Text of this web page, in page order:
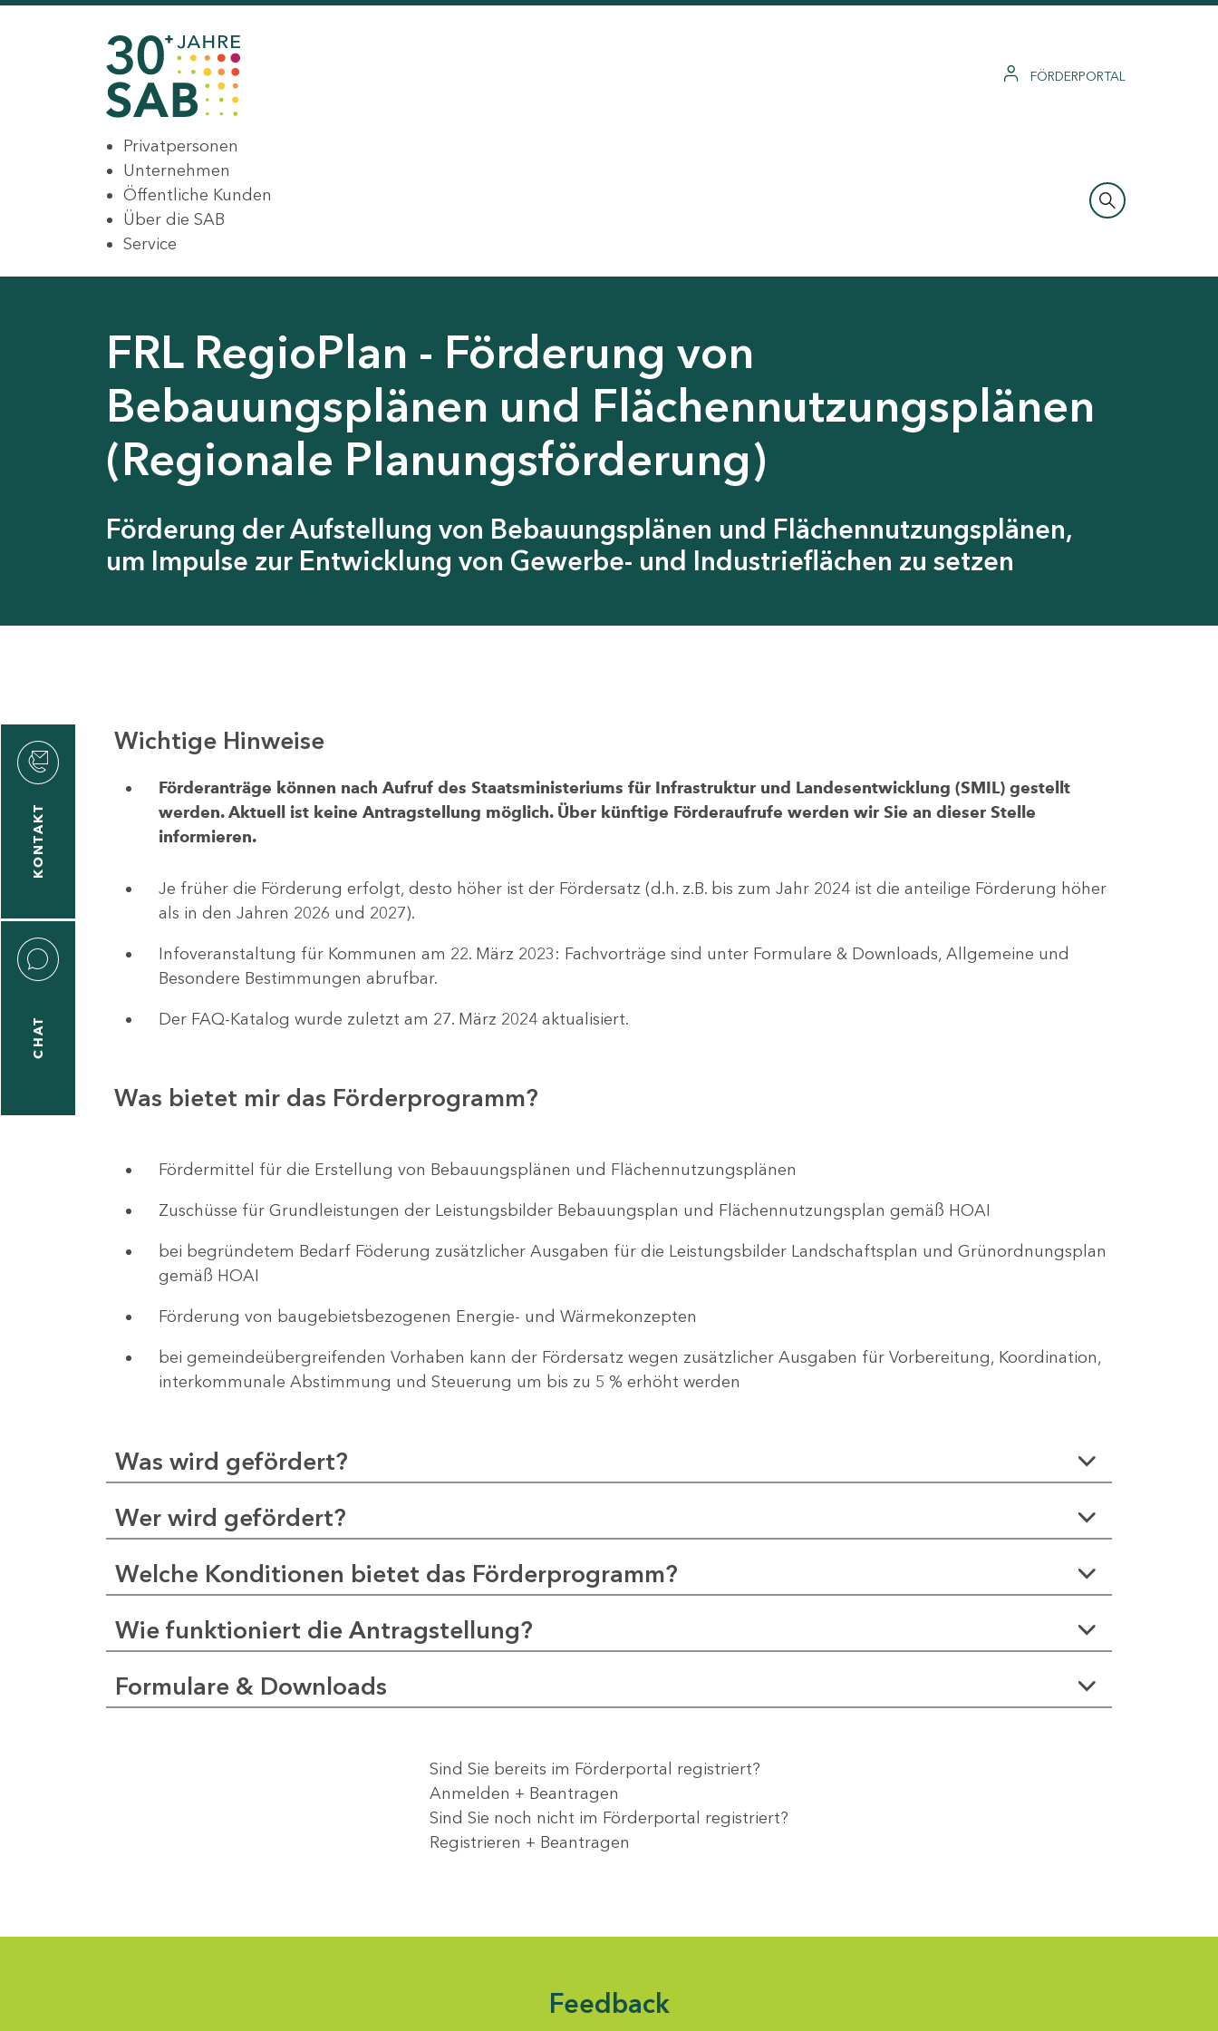
FÖRDERPORTAL
Privatpersonen
Unternehmen
Öffentliche Kunden
Über die SAB
Service
FRL RegioPlan - Förderung von
Bebauungsplänen und Flächennutzungsplänen
(Regionale Planungsförderung)
Förderung der Aufstellung von Bebauungsplänen und Flächennutzungsplänen,
um Impulse zur Entwicklung von Gewerbe- und Industrieflächen zu setzen
KONTAKT
CHAT
Wichtige Hinweise
Förderanträge können nach Aufruf des Staatsministeriums für Infrastruktur und Landesentwicklung (SMIL) gestellt
werden. Aktuell ist keine Antragstellung möglich. Über künftige Förderaufrufe werden wir Sie an dieser Stelle
informieren.
Je früher die Förderung erfolgt, desto höher ist der Fördersatz (d.h. z.B. bis zum Jahr 2024 ist die anteilige Förderung höher
als in den Jahren 2026 und 2027).
Infoveranstaltung für Kommunen am 22. März 2023: Fachvorträge sind unter Formulare & Downloads, Allgemeine und
Besondere Bestimmungen abrufbar.
Der FAQ-Katalog wurde zuletzt am 27. März 2024 aktualisiert.
Was bietet mir das Förderprogramm?
Fördermittel für die Erstellung von Bebauungsplänen und Flächennutzungsplänen
Zuschüsse für Grundleistungen der Leistungsbilder Bebauungsplan und Flächennutzungsplan gemäß HOAI
bei begründetem Bedarf Föderung zusätzlicher Ausgaben für die Leistungsbilder Landschaftsplan und Grünordnungsplan
gemäß HOAI
Förderung von baugebietsbezogenen Energie- und Wärmekonzepten
bei gemeindeübergreifenden Vorhaben kann der Fördersatz wegen zusätzlicher Ausgaben für Vorbereitung, Koordination,
interkommunale Abstimmung und Steuerung um bis zu 5 % erhöht werden
Was wird gefördert?
Wer wird gefördert?
Welche Konditionen bietet das Förderprogramm?
Wie funktioniert die Antragstellung?
Formulare & Downloads
Sind Sie bereits im Förderportal registriert?
Anmelden + Beantragen
Sind Sie noch nicht im Förderportal registriert?
Registrieren + Beantragen
Feedback